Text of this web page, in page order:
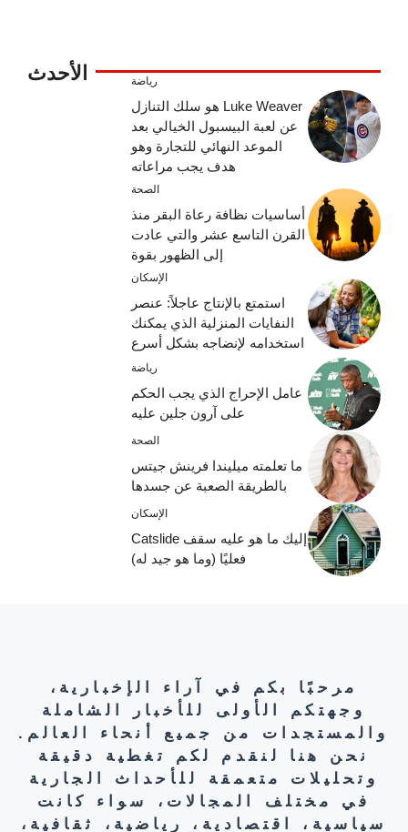
الأحدث رياضة
Luke Weaver هو سلك التنازل
عن لعبة البيسبول الخيالي بعد
الموعد النهائي للتجارة وهو
هدف يجب مراعاته
الصحة
أساسيات نظافة رعاة البقر منذ
القرن التاسع عشر والتي عادت
إلى الظهور بقوة
الإسكان
استمتع بالإنتاج عاجلاً: عنصر
النفايات المنزلية الذي يمكنك
استخدامه لإنضاجه بشكل أسرع
رياضة
عامل الإحراج الذي يجب الحكم
على آرون جلين عليه
الصحة
ما تعلمته ميليندا فرينش جيتس
بالطريقة الصعبة عن جسدها
الإسكان
إليك ما هو عليه سقف Catslide
فعليًا (وما هو جيد له)
مرحبًا بكم في آراء الإخبارية،
وجهتكم الأولى للأخبار الشاملة
والمستجدات من جميع أنحاء العالم.
نحن هنا لنقدم لكم تغطية دقيقة
وتحليلات متعمقة للأحداث الجارية
في مختلف المجالات، سواء كانت
سياسية، اقتصادية، رياضية، ثقافية،